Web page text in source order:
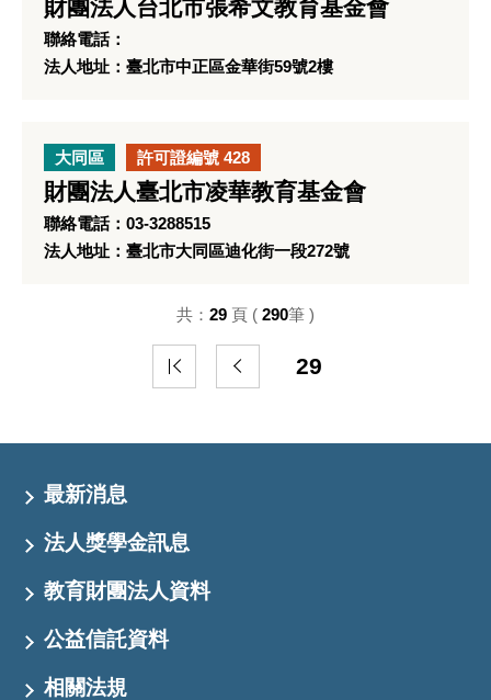
財團法人台北市張希文教育基金會
聯絡電話：
法人地址：臺北市中正區金華街59號2樓
大同區 許可證編號 428
財團法人臺北市凌華教育基金會
聯絡電話：03-3288515
法人地址：臺北市大同區迪化街一段272號
29
共： 29 頁 ( 290筆 )
最新消息
法人獎學金訊息
教育財團法人資料
公益信託資料
相關法規